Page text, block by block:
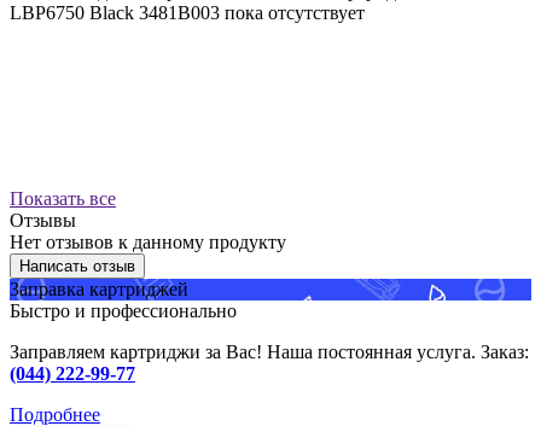
LBP6750 Black 3481B003 пока отсутствует
Показать все
Отзывы
Нет отзывов к данному продукту
Написать отзыв
Заправка картриджей
Быстро и профессионально
Заправляем картриджи за Вас! Наша постоянная услуга. Заказ:
(044) 222-99-77
Подробнее